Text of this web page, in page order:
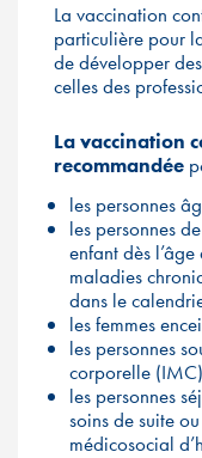
La vaccination
particulière pour
de développer
celles des
La vaccination
recommandée
les personnes
les personnes
enfant dès
maladies
dans le
les femmes
les personnes
corporelle
les personnes
soins de suite
médicosocial